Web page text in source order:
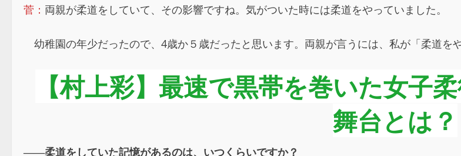
菅： 両親が柔道をしていて、その影響ですね。気がついた時には柔道をやっていました。
幼稚園の年少だったので、4歳か５歳だったと思います。両親が言うには、私が「柔道を
【村上彩】最速で黒帯を巻いた女子
舞台とは？
――柔道をしていた記憶があるのは、いつくらいですか？